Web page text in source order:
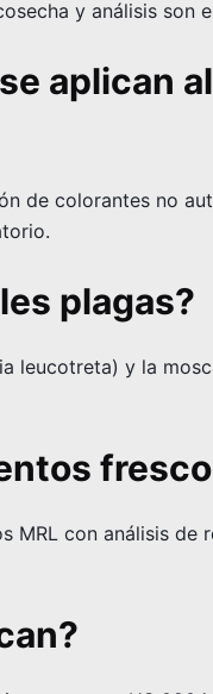
y análisis son
aplican
de colorantes no
plagas?
leucotreta) y la
con análisis de